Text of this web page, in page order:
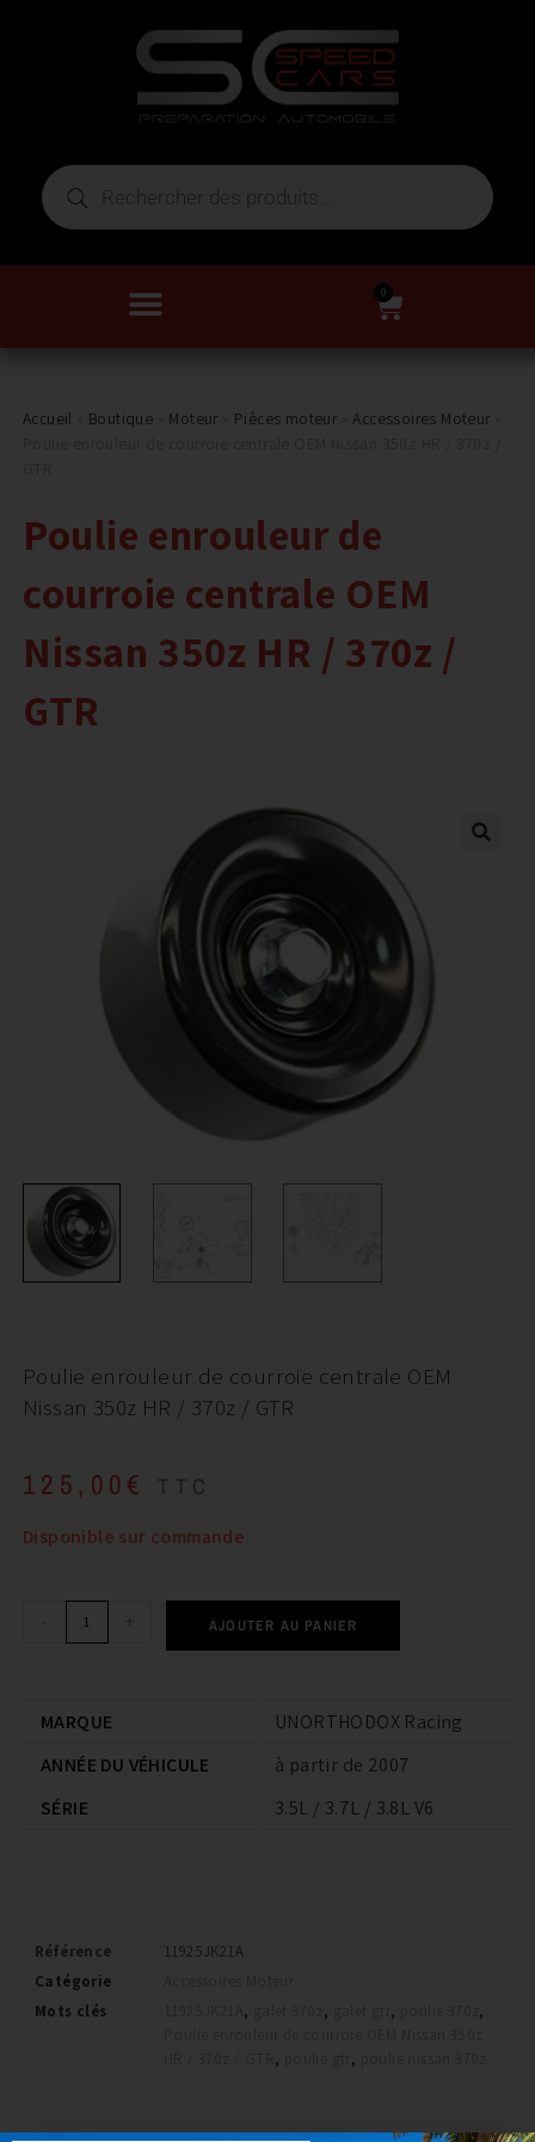
0
Accueil Boutique Moteur Pièces moteur »Accessoires Moteur
Poulie enrouleur de
courroie centrale OEM
Nissan 350z HR / 370z /
GTR
Poulie enrouleur de courroie centrale OEM
Nissan 350z HR / 370z / GTR
125,00 € TTC
Disponible sur commande
- + AJOUTER AU PANIER
MARQUE
UNORTHODOX Racing
ANNÉE DU VÉHICULE
à partir de 2007
SÉRIE
3.5L / 3.7L / 3.8L V6
Référence
11925JK21A
Catégorie
Mots clés
, , ,
,
, ,